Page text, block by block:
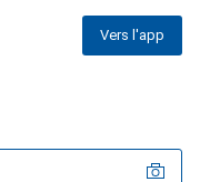
Vers l'app